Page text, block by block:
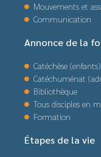
Mouvements et
Communication
Annonce de la
Catéchèse (enfants)
Catéchuménat
Bibliothèque
Tous disciples en
Formation
Étapes de la vie